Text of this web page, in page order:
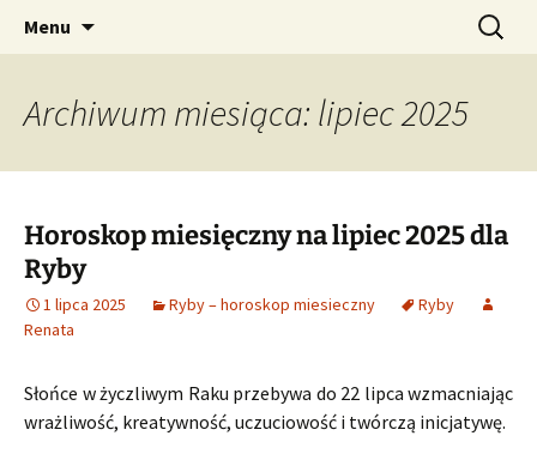
CzaroMarowy horoskop
dzienny, miesięczny i
tygodniowy
Profesjonalne przepowiednie astrologiczne
Menu Szukaj:
Archiwum miesiąca: lipiec 2025
Horoskop miesięczny na lipiec 2025 dla
Ryby
1 lipca 2025 Ryby – horoskop miesieczny
Ryby
Renata
Słońce w życzliwym Raku przebywa do 22 lipca wzmacniając
wrażliwość, kreatywność, uczuciowość i twórczą inicjatywę.